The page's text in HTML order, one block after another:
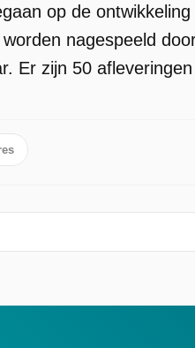
op de ontwikkeling
nagespeeld
Er zijn 50